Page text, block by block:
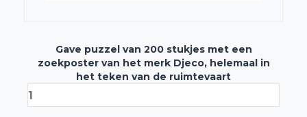
Gave puzzel van 200 stukjes met een
zoekposter van het merk Djeco, helemaal in
het teken van de ruimtevaart